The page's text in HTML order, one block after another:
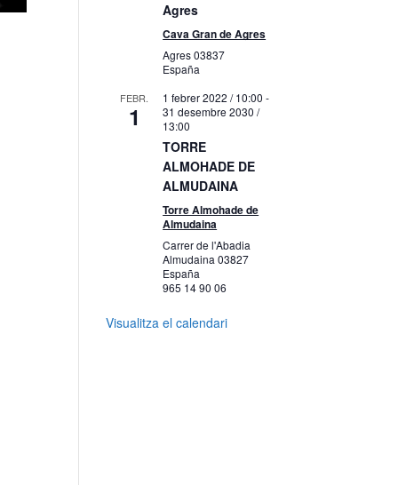
Agres
Cava Gran de Agres
Agres03837
España
FEBR.
1
1 febrer 2022 / 10:00 -
31 desembre 2030 /
13:00
TORRE
ALMOHADE DE
ALMUDAINA
Torre Almohade de
Almudaina
Carrer de l'Abadia
Almudaina03827
España
965 14 90 06
Visualitza el calendari